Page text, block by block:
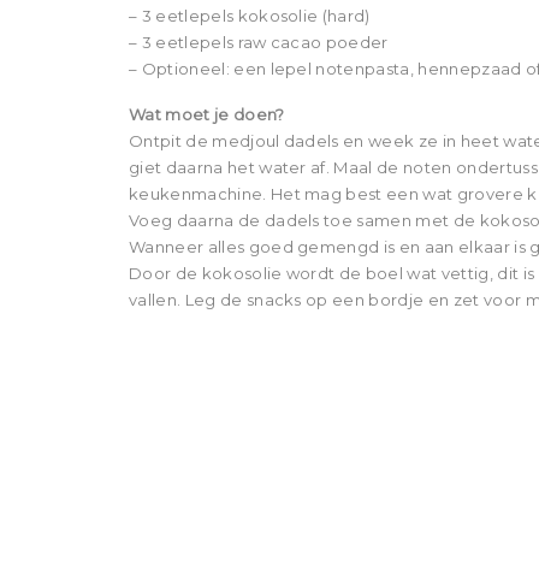
– 3 eetlepels kokosolie (hard)
– 3 eetlepels raw cacao poeder
– Optioneel: een lepel notenpasta, hennepzaad
Wat moet je doen?
Ontpit de medjoul dadels en week ze in heet
giet daarna het water af. Maal de noten
keukenmachine. Het mag best een wat grovere
Voeg daarna de dadels toe samen met de
Wanneer alles goed gemengd is en aan elkaar is
Door de kokosolie wordt de boel wat vettig, dit
vallen. Leg de snacks op een bordje en zet voor